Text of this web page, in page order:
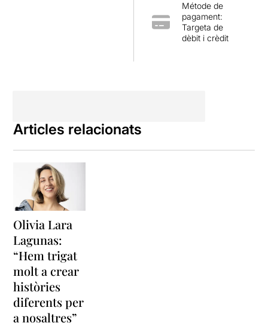
Métode de
pagament:
Targeta de
dèbit i crèdit
Articles relacionats
Olivia Lara
Lagunas:
“Hem trigat
molt a crear
històries
diferents per
a nosaltres”